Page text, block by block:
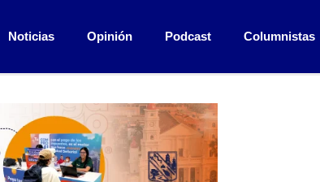
Noticias Opinión Podcast Columnistas